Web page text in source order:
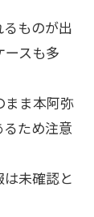
ものが出
スも多
まま本阿弥
ため注意
未確認と